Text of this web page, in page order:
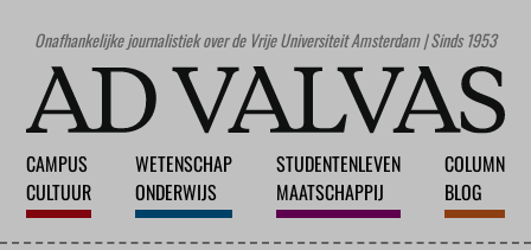
Onafhankelijke journalistiek over de Vrije Universiteit Amsterdam | Sinds 1953
CAMPUS
CULTUUR
WETENSCHAP
ONDERWIJS
STUDENTENLEVEN
MAATSCHAPPIJ
COLUMN
BLOG